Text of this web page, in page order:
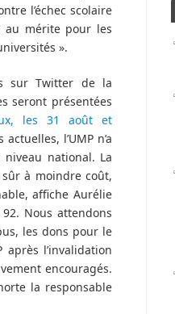
l’échec scolaire
au mérite pour les
».
sur Twitter de la
seront présentées
les 31 août et
l’UMP n’a
national. La
à moindre coût,
affiche Aurélie
Nous attendons
les dons pour le
l’invalidation
encouragés.
la responsable